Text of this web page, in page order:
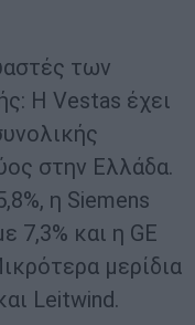
των
H Vestas έχει
στην Ελλάδα.
η Siemens
7,3% και η GE
μερίδια
Leitwind.